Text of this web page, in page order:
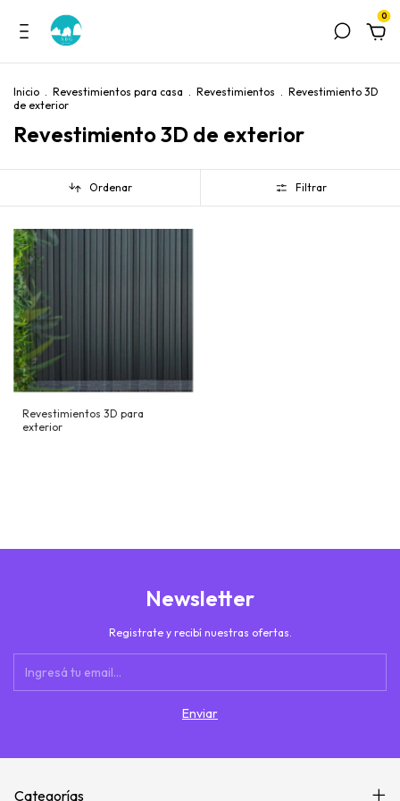
0
Inicio . Revestimientos para casa . Revestimientos . Revestimiento 3D
de exterior
Revestimiento 3D de exterior
Ordenar Filtrar
Revestimientos 3D para
exterior
Newsletter
Registrate y recibí nuestras ofertas.
Categorías